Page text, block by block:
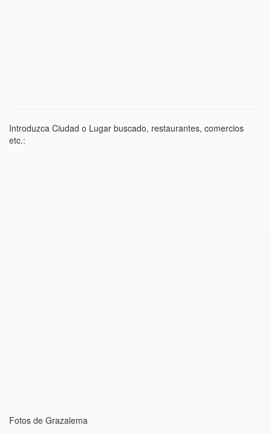
Introduzca Ciudad o Lugar buscado, restaurantes, comercios
etc.:
Fotos de Grazalema